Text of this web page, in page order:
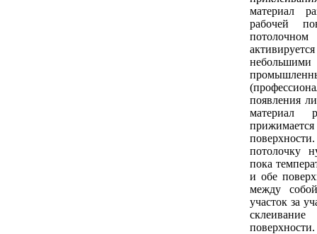
материал
рабочей
появления
материал
потолочку
пока
и обе
между
участок за